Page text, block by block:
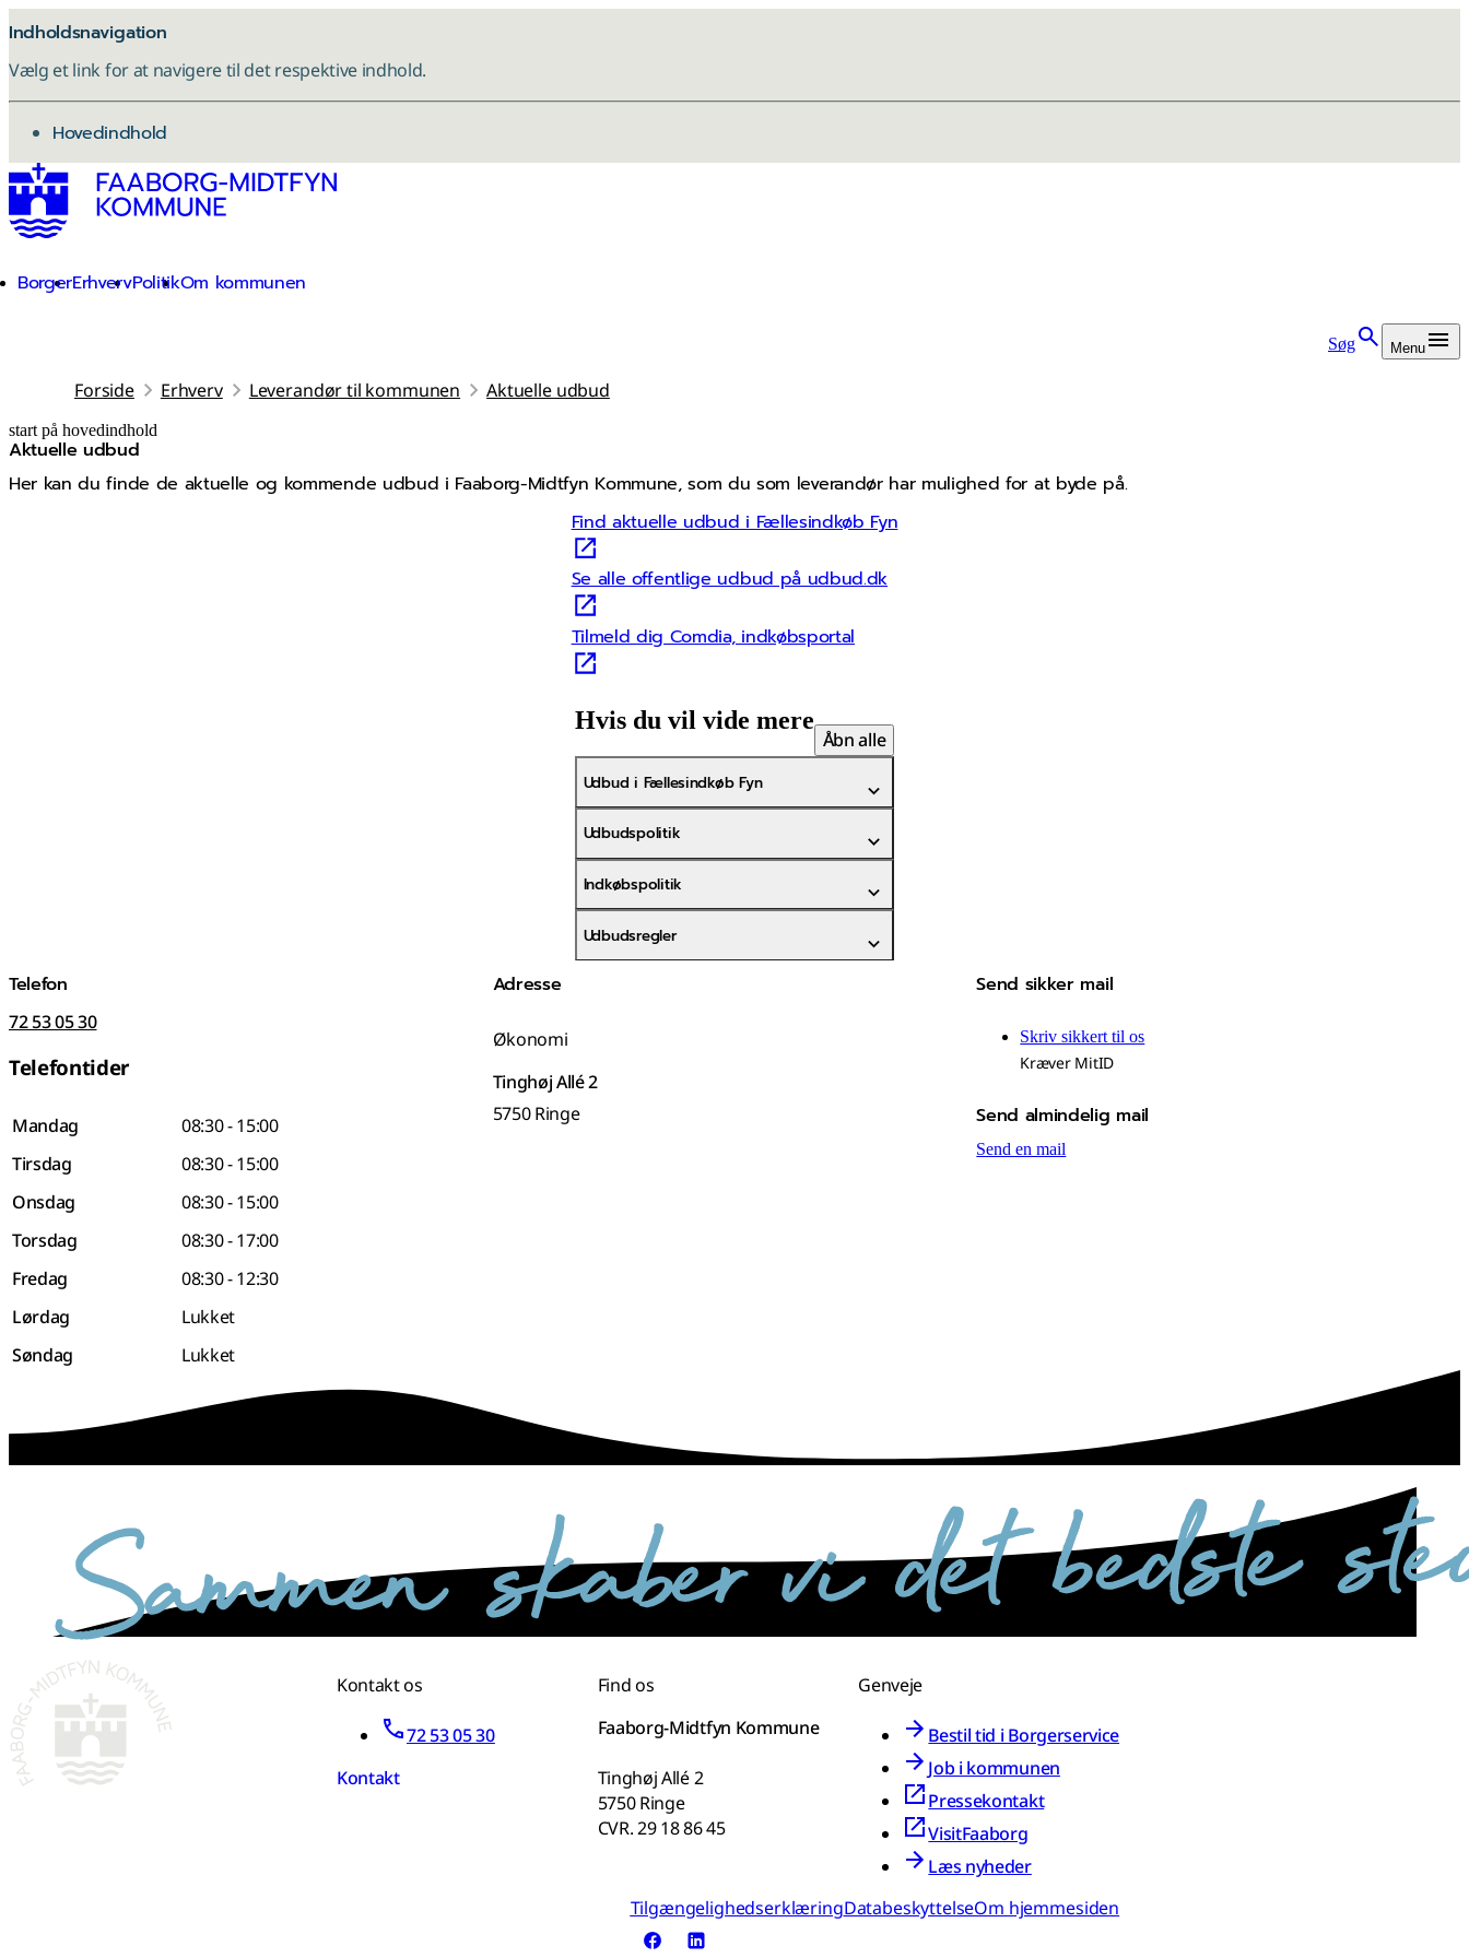
Indholdsnavigation
Vælg et link for at navigere til det respektive indhold.
gå til
Hovedindhold
BorgerErhvervPolitikOm kommunen
Søg Menu
Forside Erhverv Leverandør til kommunen Aktuelle udbud
start på hovedindhold
Aktuelle udbud
Her kan du finde de aktuelle og kommende udbud i Faaborg-Midtfyn Kommune, som du som leverandør har mulighed for at byde på.
senest opdateret 8. april 2026
Find aktuelle udbud i Fællesindkøb Fyn
Se alle offentlige udbud på udbud.dk
Tilmeld dig Comdia, indkøbsportal
Hvis du vil vide mere
Åbn alle
Udbud i Fællesindkøb Fyn
Udbudspolitik
Indkøbspolitik
Udbudsregler
Telefon
72 53 05 30
Telefontider
Mandag
08:30 - 15:00
Tirsdag
08:30 - 15:00
Onsdag
08:30 - 15:00
Torsdag
08:30 - 17:00
Fredag
08:30 - 12:30
Lørdag
Lukket
Søndag
Lukket
Adresse
Økonomi
Tinghøj Allé 2
5750 Ringe
Send sikker mail
Skriv sikkert til os
Kræver MitID
Send almindelig mail
Send en mail
Kontakt os
72 53 05 30
Kontakt
Find os
Faaborg-Midtfyn Kommune
Tinghøj Allé 2
5750 Ringe
CVR. 29 18 86 45
Genveje
Bestil tid i Borgerservice
Job i kommunen
Pressekontakt
VisitFaaborg
Læs nyheder
TilgængelighedserklæringDatabeskyttelseOm hjemmesiden